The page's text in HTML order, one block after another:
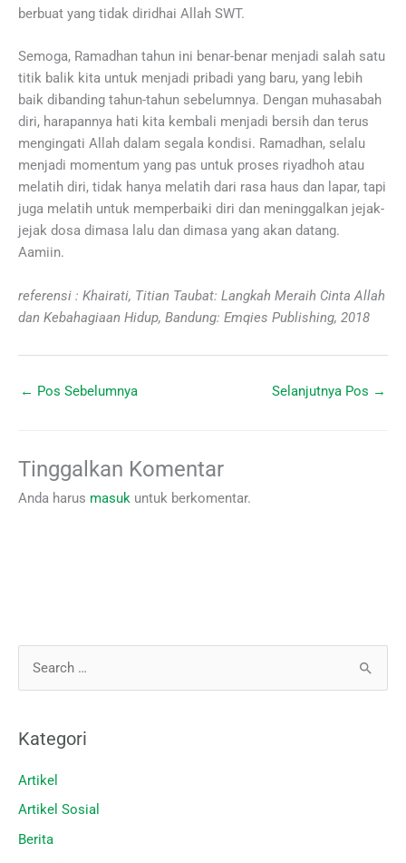
berbuat yang tidak diridhai Allah SWT.
Semoga, Ramadhan tahun ini benar-benar menjadi salah satu
titik balik kita untuk menjadi pribadi yang baru, yang lebih
baik dibanding tahun-tahun sebelumnya. Dengan muhasabah
diri, harapannya hati kita kembali menjadi bersih dan terus
mengingati Allah dalam segala kondisi. Ramadhan, selalu
menjadi momentum yang pas untuk proses riyadhoh atau
melatih diri, tidak hanya melatih dari rasa haus dan lapar, tapi
juga melatih untuk memperbaiki diri dan meninggalkan jejak-
jejak dosa dimasa lalu dan dimasa yang akan datang.
Aamiin.
referensi : Khairati, Titian Taubat: Langkah Meraih Cinta Allah
dan Kebahagiaan Hidup, Bandung: Emqies Publishing, 2018
← Pos Sebelumnya Selanjutnya Pos →
Tinggalkan Komentar
Anda harus masuk untuk berkomentar.
i
u
n
Kategori
Artikel
Artikel Sosial
Berita